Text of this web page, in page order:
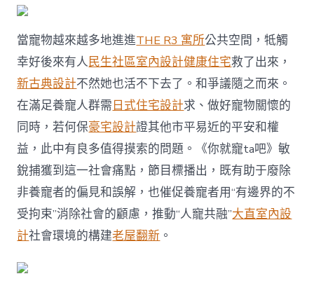
當寵物越來越多地進進THE R3 寓所公共空間，牴觸
幸好後來有人民生社區室內設計健康住宅救了出來，
新古典設計不然她也活不下去了。和爭議隨之而來。
在滿足養寵人群需日式住宅設計求、做好寵物關懷的
同時，若何保豪宅設計證其他市平易近的平安和權
益，此中有良多值得摸索的問題。《你就寵ta吧》敏
銳捕獲到這一社會痛點，節目標播出，既有助于廢除
非養寵者的偏見和誤解，也催促養寵者用“有邊界的不
受拘束”消除社會的顧慮，推動“人寵共融”大直室內設
計社會環境的構建老屋翻新 。